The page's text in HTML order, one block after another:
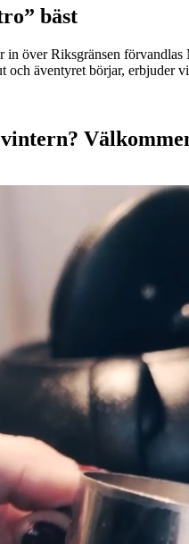
bäst
in över Riksgränsen
och äventyret börjar,